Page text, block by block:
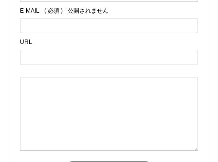
E-MAIL ( 必須 ) - 公開されません -
URL